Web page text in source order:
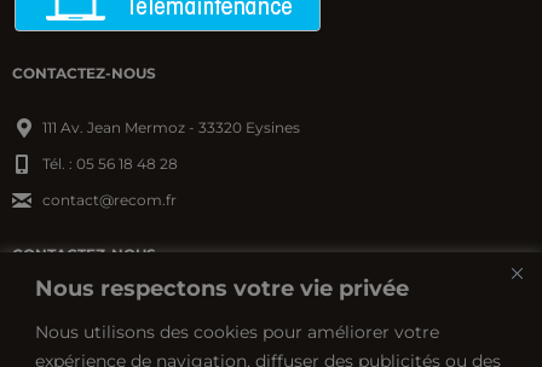
Nous respectons votre vie privée
Nous utilisons des cookies pour améliorer votre
expérience de navigation, diffuser des publicités ou des
CONTACTEZ-NOUS
111 Av. Jean Mermoz - 33320 Eysines
Tél. : 05 56 18 48 28
contact@recom.fr
CONTACTEZ-NOUS
24660 Coulounieix-Chamiers